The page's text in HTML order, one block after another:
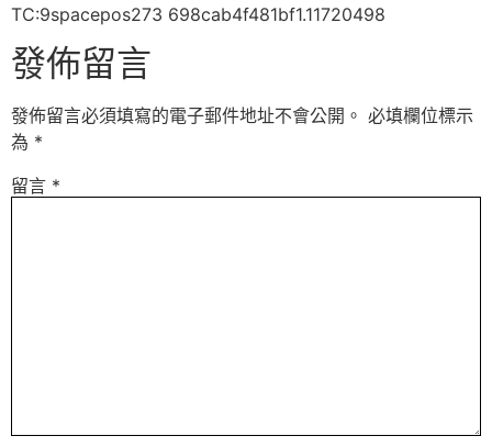
TC:9spacepos273 698cab4f481bf1.11720498
發佈留言
發佈留言必須填寫的電子郵件地址不會公開。 必填欄位標示
為 *
留言 *